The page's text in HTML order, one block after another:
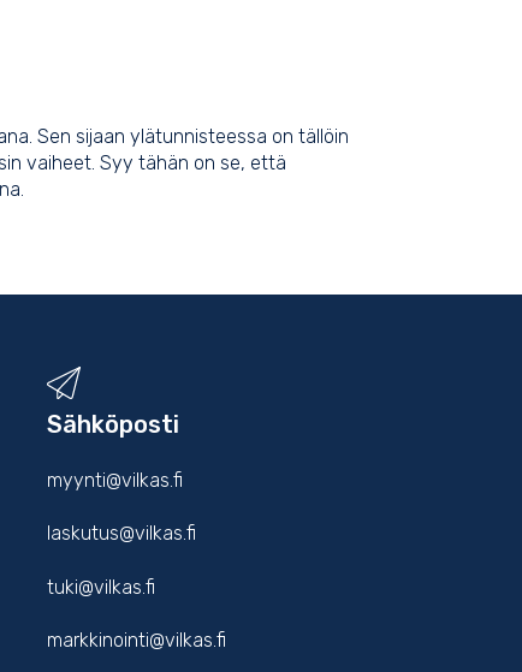
Sen sijaan ylätunnisteessa on tällöin
vaiheet. Syy tähän on se, että
Sähköposti
myynti@vilkas.fi
laskutus@vilkas.fi
tuki@vilkas.fi
markkinointi@vilkas.fi